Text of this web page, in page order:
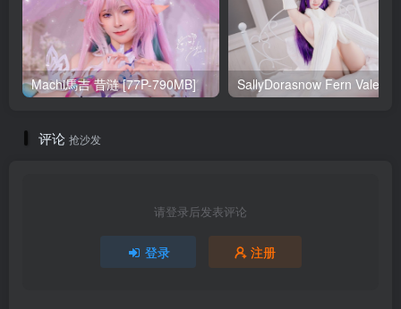
Machi馬吉 昔涟 [77P-790MB]
评论 抢沙发
请登录后发表评论
登录 注册